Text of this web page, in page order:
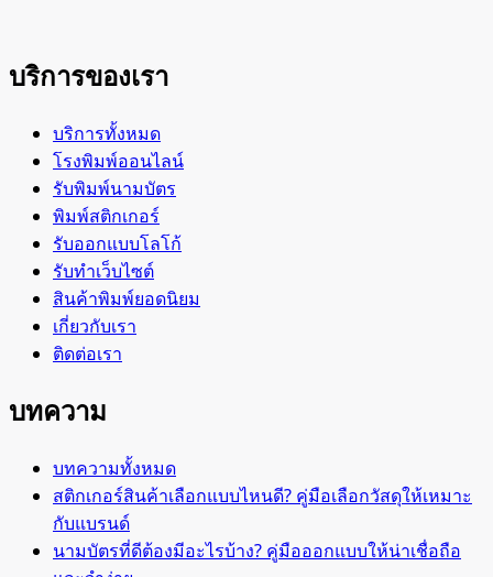
บริการของเรา
บริการทั้งหมด
โรงพิมพ์ออนไลน์
รับพิมพ์นามบัตร
พิมพ์สติกเกอร์
รับออกแบบโลโก้
รับทำเว็บไซต์
สินค้าพิมพ์ยอดนิยม
เกี่ยวกับเรา
ติดต่อเรา
บทความ
บทความทั้งหมด
สติกเกอร์สินค้าเลือกแบบไหนดี? คู่มือเลือกวัสดุให้เหมาะ
กับแบรนด์
นามบัตรที่ดีต้องมีอะไรบ้าง? คู่มือออกแบบให้น่าเชื่อถือ